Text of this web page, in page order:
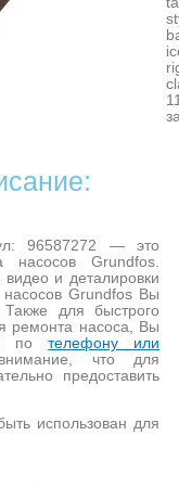
96587272 — это
насосов Grundfos.
и деталировки
Grundfos Вы
для быстрого
ремонта насоса, Вы
потелефону или
что для
предоставить
использован для